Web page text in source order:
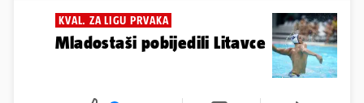
KVAL. ZA LIGU PRVAKA
Mladostaši pobijedili Litavce